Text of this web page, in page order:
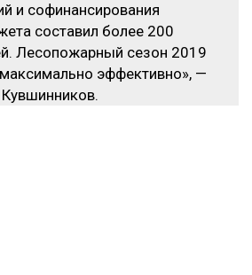
и софинансирования
составил более 200
Лесопожарный сезон 2019
эффективно», —